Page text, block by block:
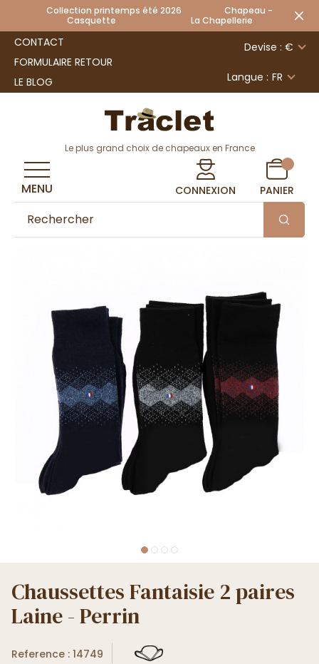
Collection printemps été 2026 Chapeau -
Casquette La Chapellerie
CONTACT
FORMULAIRE RETOUR
LE BLOG
Devise : €
Langue : FR
Le plus grand choix de chapeaux en France
CONNEXION PANIER
MENU
Chaussettes Fantaisie 2 paires
Laine - Perrin
Reference : 14749